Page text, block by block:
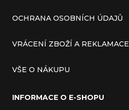
OCHRANA OSOBNÍCH ÚDAJŮ
VRÁCENÍ ZBOŽÍ A REKLAMACE
VŠE O NÁKUPU
INFORMACE O E-SHOPU